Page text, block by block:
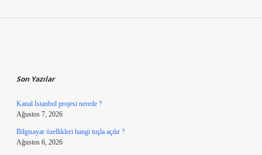
Son Yazılar
Kanal İstanbul projesi nerede ?
Ağustos 7, 2026
Bilgisayar özellikleri hangi tuşla açılır ?
Ağustos 6, 2026